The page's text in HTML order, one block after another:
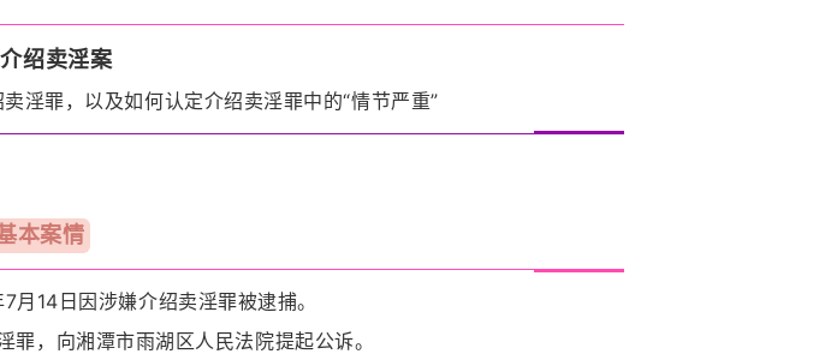
绍卖淫案
罪，以及如何认定介绍卖淫罪中的“情节严重”
本案情
14日因涉嫌介绍卖淫罪被逮捕。
，向湘潭市雨湖区人民法院提起公诉。